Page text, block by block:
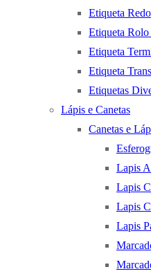
Etiqueta
Etiqueta Rolo
Etiqueta
Etiqueta
Etiquetas
Lápis e Canetas
Canetas e
Lapis
Lapis
Lapis
Lapis